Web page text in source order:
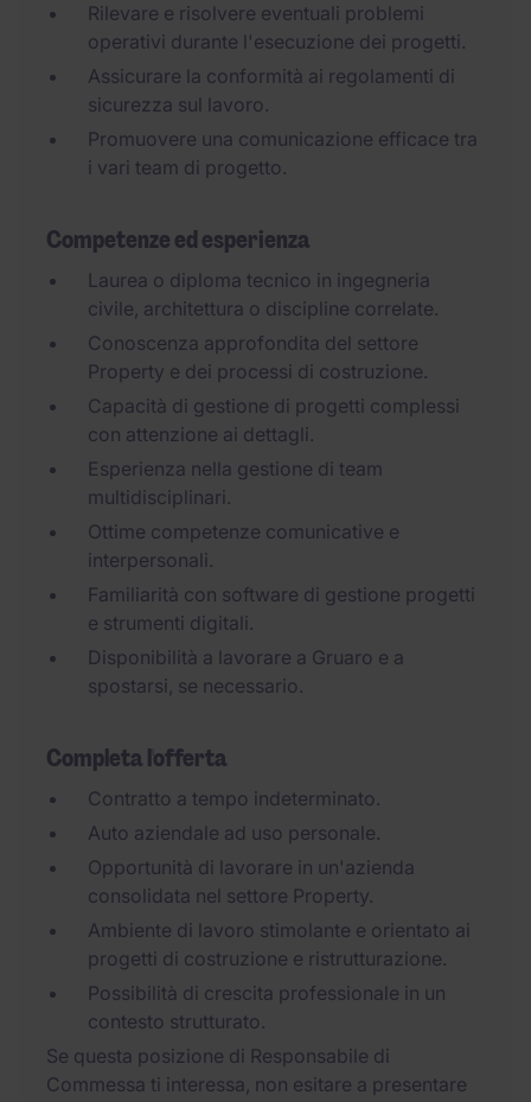
Rilevare e risolvere eventuali problemi
operativi durante l'esecuzione dei progetti.
Assicurare la conformità ai regolamenti di
sicurezza sul lavoro.
Promuovere una comunicazione efficace tra
i vari team di progetto.
Competenze ed esperienza
Laurea o diploma tecnico in ingegneria
civile, architettura o discipline correlate.
Conoscenza approfondita del settore
Property e dei processi di costruzione.
Capacità di gestione di progetti complessi
con attenzione ai dettagli.
Esperienza nella gestione di team
multidisciplinari.
Ottime competenze comunicative e
interpersonali.
Familiarità con software di gestione progetti
e strumenti digitali.
Disponibilità a lavorare a Gruaro e a
spostarsi, se necessario.
Completa l'offerta
Contratto a tempo indeterminato.
Auto aziendale ad uso personale.
Opportunità di lavorare in un'azienda
consolidata nel settore Property.
Ambiente di lavoro stimolante e orientato ai
progetti di costruzione e ristrutturazione.
Possibilità di crescita professionale in un
contesto strutturato.
Se questa posizione di Responsabile di
Commessa ti interessa, non esitare a presentare